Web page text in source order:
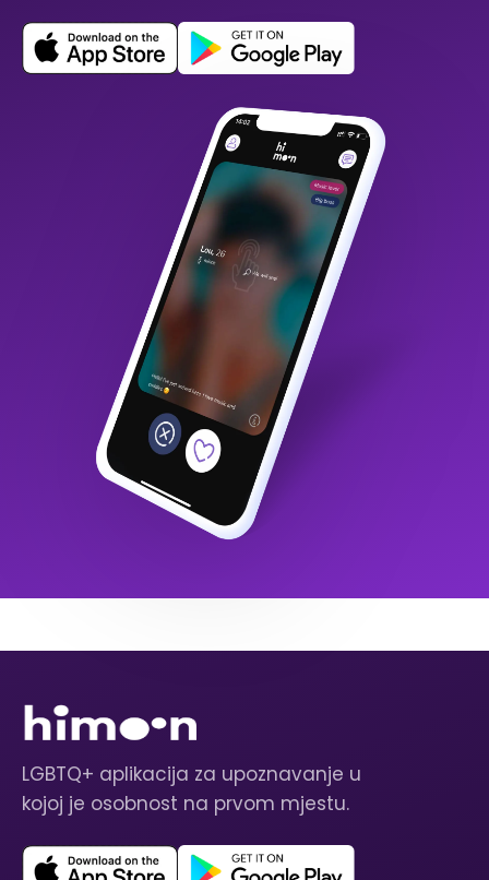
LGBTQ+ aplikacija za upoznavanje u
kojoj je osobnost na prvom mjestu.